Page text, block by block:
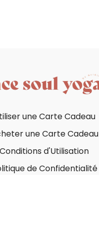
une Carte Cadeau
une Carte Cadeau
Conditions d'Utilisation
de Confidentialité